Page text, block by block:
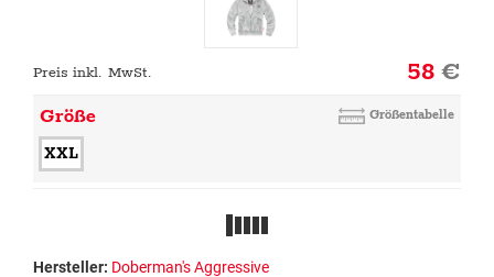
Preis inkl. MwSt. 58€
Größe Größentabelle
XXL
Hersteller: Doberman's Aggressive